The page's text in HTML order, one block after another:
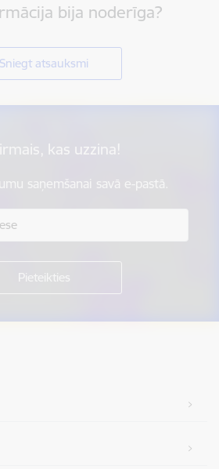
bija noderīga?
Sniegt atsauksmi
kas uzzina!
saņemšanai savā e-pastā.